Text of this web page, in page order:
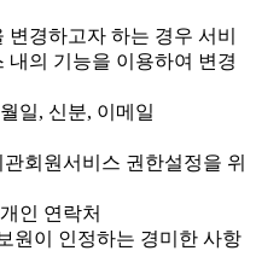
경하고자 하는 경우 서비
내의 기능을 이용하여 변경
일, 신분, 이메일
회원서비스 권한설정을 위
인 연락처
원이 인정하는 경미한 사항